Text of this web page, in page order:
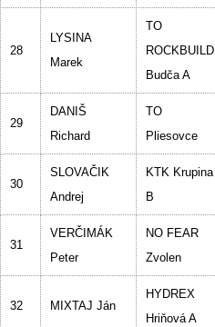
28
LYSINA
Marek
TO
ROCKBUILD
Budča A
29
DANIŠ
Richard
TO
Pliesovce
30
SLOVAČIK
Andrej
KTK Krupina
B
31
VERČIMÁK
Peter
NO FEAR
Zvolen
32 MIXTAJ Ján
HYDREX
Hriňová A